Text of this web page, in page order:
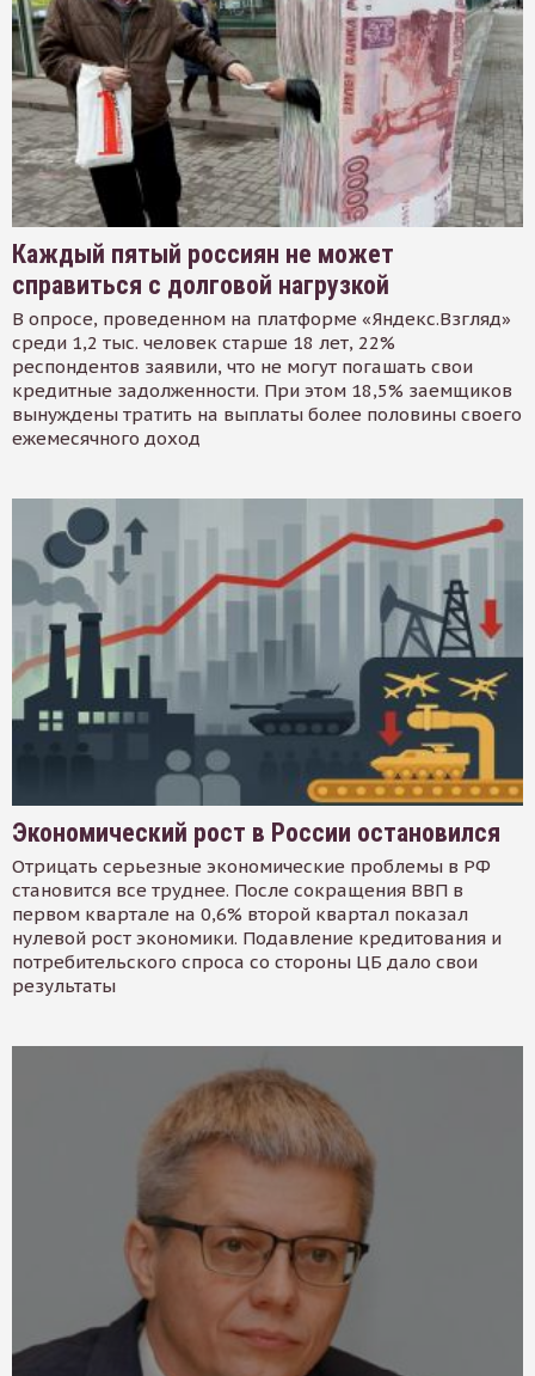
Каждый пятый россиян не может
справиться с долговой нагрузкой
В опросе, проведенном на платформе «Яндекс.Взгляд»
среди 1,2 тыс. человек старше 18 лет, 22%
респондентов заявили, что не могут погашать свои
кредитные задолженности. При этом 18,5% заемщиков
вынуждены тратить на выплаты более половины своего
ежемесячного доход
Экономический рост в России остановился
Отрицать серьезные экономические проблемы в РФ
становится все труднее. После сокращения ВВП в
первом квартале на 0,6% второй квартал показал
нулевой рост экономики. Подавление кредитования и
потребительского спроса со стороны ЦБ дало свои
результаты